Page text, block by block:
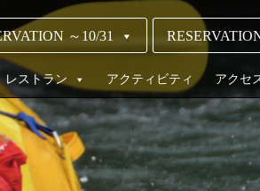
～10/31
レストラン アクティビティ アクセ